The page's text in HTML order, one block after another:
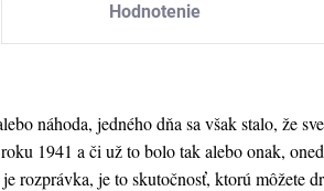
Hodnotenie
náhoda, jedného dňa sa však stalo, že
1941 a či už to bolo tak alebo onak,
rozprávka, je to skutočnosť, ktorú môžete